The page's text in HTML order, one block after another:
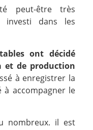
peut-être très
investi dans les
ont décidé
et de production
à enregistrer la
accompagner le
nombreux. il est